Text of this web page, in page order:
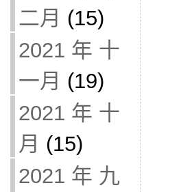
二月 (15)
2021 年 十
一月 (19)
2021 年 十
月 (15)
2021 年 九